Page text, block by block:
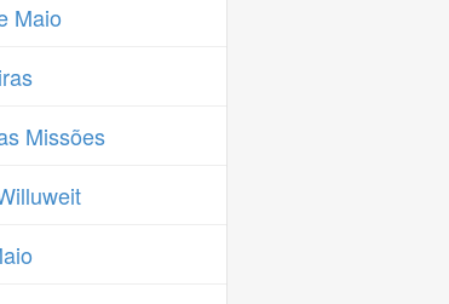
Maio
Missões